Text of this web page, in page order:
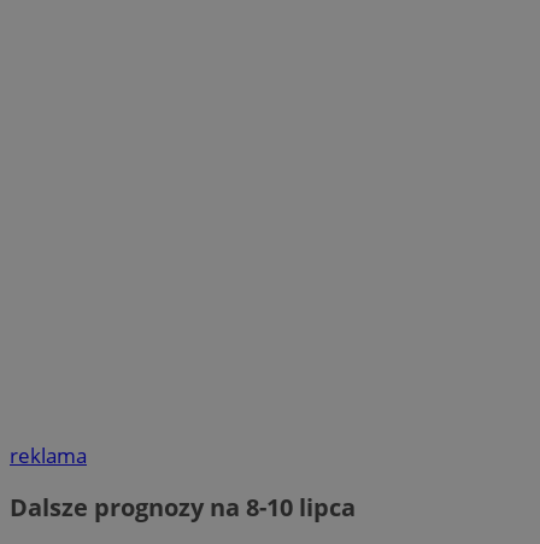
reklama
Dalsze prognozy na 8-10 lipca